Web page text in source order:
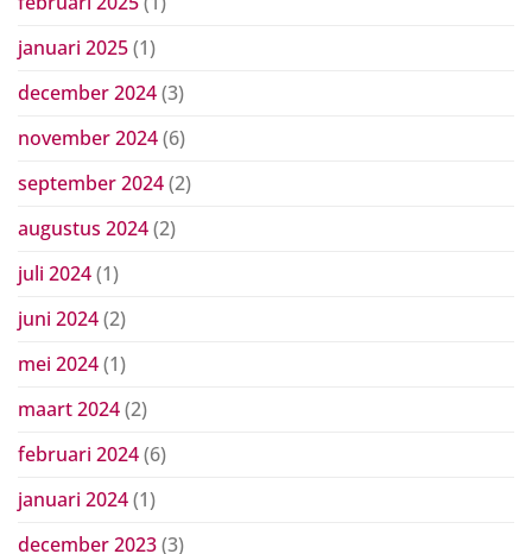
januari 2025(1)
december 2024(3)
november 2024(6)
september 2024(2)
augustus 2024(2)
juli 2024(1)
juni 2024(2)
mei 2024(1)
maart 2024(2)
februari 2024(6)
januari 2024(1)
december 2023(3)